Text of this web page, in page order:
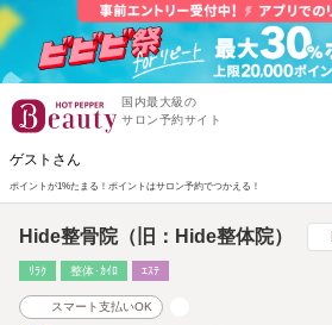
国内最大級の
サロン予約サイト
ゲストさん
ポイントが1%たまる！ ポイントはサロン予約でつかえる！
Hide整骨院（旧：Hide整体院）
ﾘﾗｸ 整体･ｶｲﾛ ｴｽﾃ
スマート支払いOK